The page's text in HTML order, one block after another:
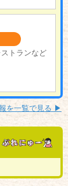
トランなど
を一覧で見る ▶︎